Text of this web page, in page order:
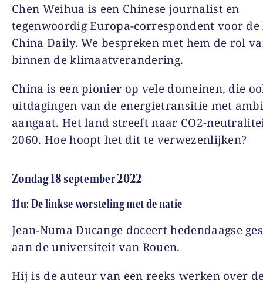
Chen Weihua is een Chinese journalist en
tegenwoordig Europa-correspondent voor
China Daily.We bespreken met hem de rol
binnen de klimaatverandering.
China is een pionier op vele domeinen, die
uitdagingen van de energietransitie met
aangaat. Het land streeft naar CO2-
2060. Hoe hoopt het dit te verwezenlijken?
Zondag 18 september 2022
11u: De linkse worsteling met de natie
Jean-Numa Ducange doceert hedendaagse
aan de universiteit van Rouen.
Hij is de auteur van een reeks werken over